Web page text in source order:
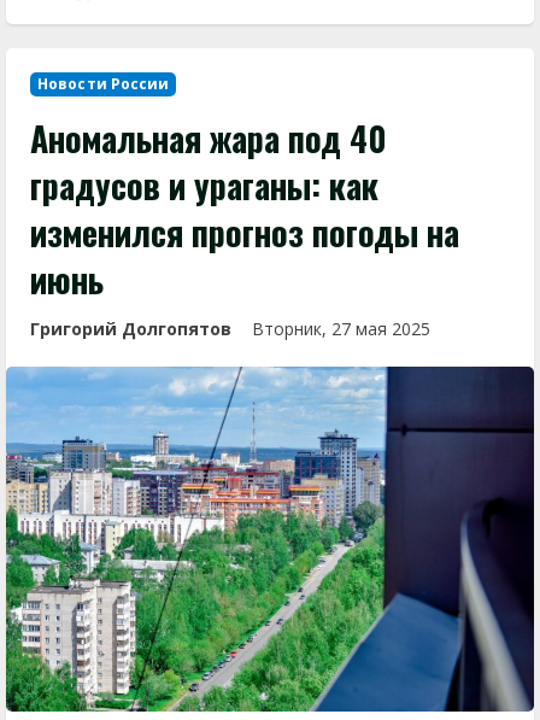
Новости России
Аномальная жара под 40
градусов и ураганы: как
изменился прогноз погоды на
июнь
Григорий Долгопятов Вторник, 27 мая 2025